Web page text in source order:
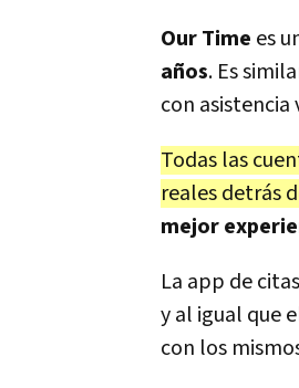
Our Time es
años. Es
con
Todas las
reales detrás
mejor
La app de
y al igual que
con los